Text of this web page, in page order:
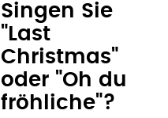
Singen Sie
"Last
Christmas"
oder "Oh du
fröhliche"?